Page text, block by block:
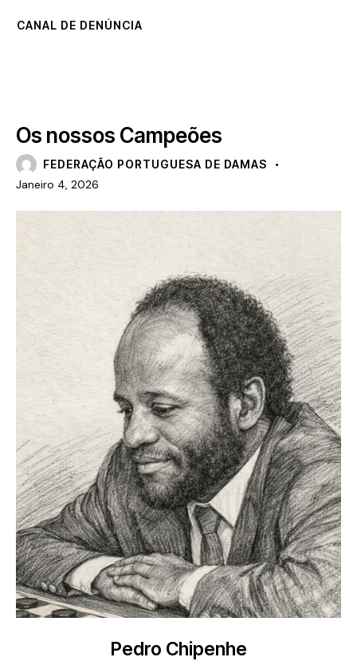
CANAL DE DENÚNCIA
Os nossos Campeões
FEDERAÇÃO PORTUGUESA DE DAMAS
Janeiro 4, 2026
Pedro Chipenhe